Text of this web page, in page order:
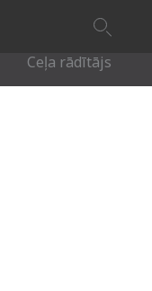
Ceļa rādītājs